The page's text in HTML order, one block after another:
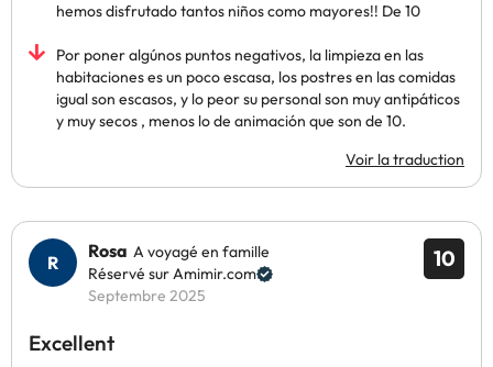
hemos disfrutado tantos niños como mayores!! De 10
Por poner algúnos puntos negativos, la limpieza en las
habitaciones es un poco escasa, los postres en las comidas
igual son escasos, y lo peor su personal son muy antipáticos
y muy secos , menos lo de animación que son de 10.
Voir la traduction
10
Rosa A voyagé en famille
Réservé sur Amimir.com
Septembre 2025
Excellent